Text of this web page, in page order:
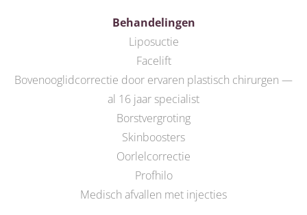
Behandelingen
Liposuctie
Facelift
Bovenooglidcorrectie door ervaren plastisch chirurgen —
al 16 jaar specialist
Borstvergroting
Skinboosters
Oorlelcorrectie
Profhilo
Medisch afvallen met injecties